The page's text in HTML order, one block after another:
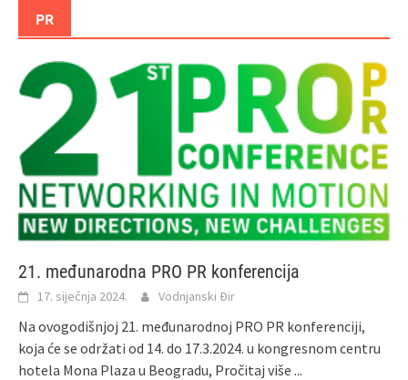
PR
21. međunarodna PRO PR konferencija
17. siječnja 2024. Vodnjanski Đir
Na ovogodišnjoj 21. međunarodnoj PRO PR konferenciji,
koja će se održati od 14. do 17.3.2024. u kongresnom centru
hotela Mona Plaza u Beogradu, Pročitaj više ...